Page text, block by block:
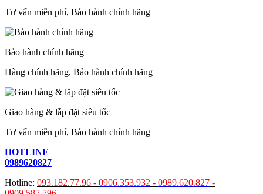
Tư vấn miễn phí, Bảo hành chính hãng
Bảo hành chính hãng
Hàng chính hãng, Bảo hành chính hãng
Giao hàng & lắp đặt siêu tốc
Tư vấn miễn phí, Bảo hành chính hãng
HOTLINE
0989620827
Hotline: 093.182.77.96 - 0906.353.932 - 0989.620.827 -